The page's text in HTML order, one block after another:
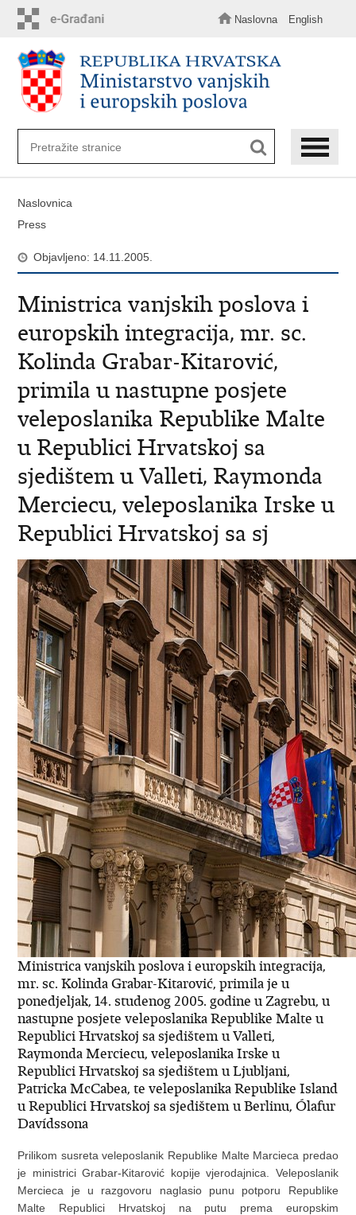
sadržaj
Naslovna English
Naslovnica
Press
Objavljeno: 14.11.2005.
Ministrica vanjskih poslova i
europskih integracija, mr. sc.
Kolinda Grabar-Kitarović,
primila u nastupne posjete
veleposlanika Republike Malte
u Republici Hrvatskoj sa
sjedištem u Valleti, Raymonda
Merciecu, veleposlanika Irske u
Republici Hrvatskoj sa sj
Ministrica vanjskih poslova i europskih integracija,
mr. sc. Kolinda Grabar-Kitarović, primila je u
ponedjeljak, 14. studenog 2005. godine u Zagrebu, u
nastupne posjete veleposlanika Republike Malte u
Republici Hrvatskoj sa sjedištem u Valleti,
Raymonda Merciecu, veleposlanika Irske u
Republici Hrvatskoj sa sjedištem u Ljubljani,
Patricka McCabea, te veleposlanika Republike Island
u Republici Hrvatskoj sa sjedištem u Berlinu, Ólafur
Davídssona
Prilikom susreta veleposlanik Republike Malte Marcieca predao
je ministrici Grabar-Kitarović kopije vjerodajnica. Veleposlanik
Mercieca je u razgovoru naglasio punu potporu Republike
Malte Republici Hrvatskoj na putu prema europskim